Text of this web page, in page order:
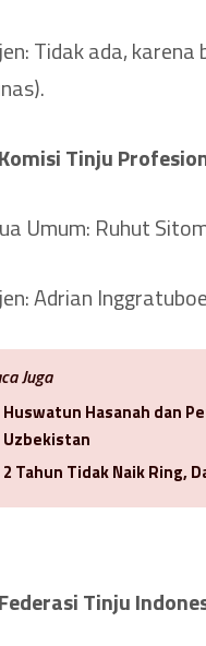
Tidak ada,
Komisi Tinju
Umum: Ruhut
Adrian
Juga
Huswatun Hasanah dan
Uzbekistan
2 Tahun Tidak Naik Ring,
Federasi Tinju